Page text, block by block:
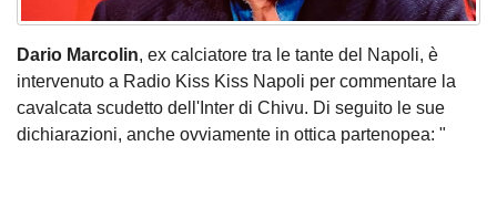
Dario Marcolin, ex calciatore tra le tante del Napoli, è
intervenuto a Radio Kiss Kiss Napoli per commentare la
cavalcata scudetto dell'Inter di Chivu. Di seguito le sue
dichiarazioni, anche ovviamente in ottica partenopea: "